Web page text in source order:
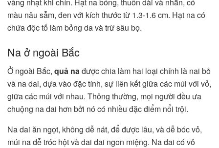
vàng nhạt khi chín. Hạt na bóng, thuôn dài và nhẵn, có
màu nâu sẫm, đen với kích thước từ 1.3-1.6 cm. Hạt na có
chứa độc tố làm bỏng da và trừ sâu bọ.
Na ở ngoài Bắc
Ở ngoài Bắc, quả nađược chia làm hai loại chính là nai bỏ
và na dai, dựa vào đặc tính, sự liên kết giữa các múi với vỏ,
giữa các múi với nhau. Thông thường, mọi người đều ưa
chuộng na dai hơn bởi nó có nhiều đặc điểm nổi trội.
Na dai ăn ngọt, không dễ nát, để được lâu, và dễ bóc vỏ,
múi na dễ tróc hột và dai dai ngon miệng. Na dai có vỏ